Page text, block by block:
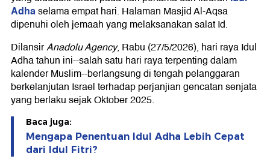
Adhaselama empat hari. Halaman Masjid Al-Aqsa
dipenuhi oleh jemaah yang melaksanakan salat Id.
DilansirAnadolu Agency, Rabu (27/5/2026), hari raya Idul
Adha tahun ini--salah satu hari raya terpenting dalam
kalender Muslim--berlangsung di tengah pelanggaran
berkelanjutan Israel terhadap perjanjian gencatan senjata
yang berlaku sejak Oktober 2025.
Baca juga:
Mengapa Penentuan Idul Adha Lebih Cepat
dari Idul Fitri?